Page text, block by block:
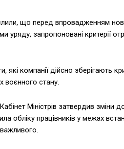
що перед впровадженням
уряду, запропоновані критерії
які компанії дійсно зберігають
воєнного стану.
Міністрів затвердив
обліку працівників у межах